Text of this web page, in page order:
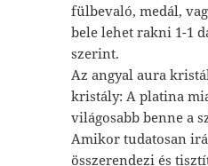
fülbevaló, medál,
bele lehet rakni 1-1
szerint.
Az angyal aura
kristály: A platina
világosabb benne a
Amikor tudatosan
összerendezi és